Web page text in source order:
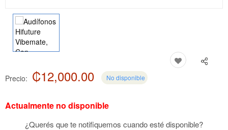
Precio: ₡12,000.00 No disponible
Actualmente no disponible
¿Querés que te notifiquemos cuando esté disponible?